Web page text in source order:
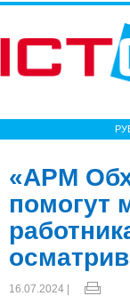
«АРМ
помогут
16.07.2024 |